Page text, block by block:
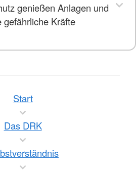
genießen Anlagen und
gefährliche Kräfte
Start
Das DRK